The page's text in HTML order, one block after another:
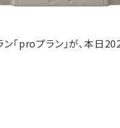
「proプラン」が、本日